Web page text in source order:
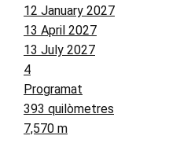
12 January 2027
13 April 2027
13 July 2027
4
Programat
393 quilòmetres
7,570 m